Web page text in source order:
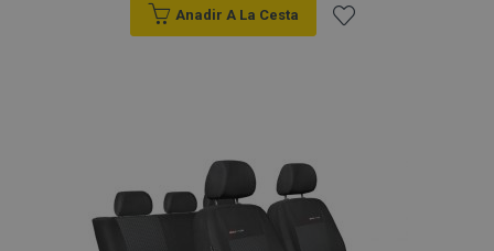
Anadir A La Cesta
Deseos